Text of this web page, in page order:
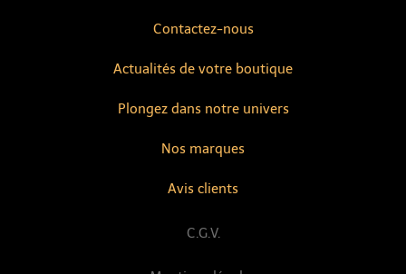
Contactez-nous
Actualités de votre boutique
Avis clients
Nos marques
Plongez dans notre univers
C.G.V.